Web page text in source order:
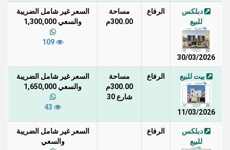
دبلكس
للبيع
30/03/2026
الرفاع
مساحة
300.00م
السعر غير شامل الضريبة
والسعي 1,300,000
بيت للبيع
11/03/2026
الرفاع
مساحة
300.00م
شارع 30
السعر غير شامل الضريبة
والسعي 1,650,000
دبلكس
للبيع
الرفاع
السعر غير شامل الضريبة
والسعي